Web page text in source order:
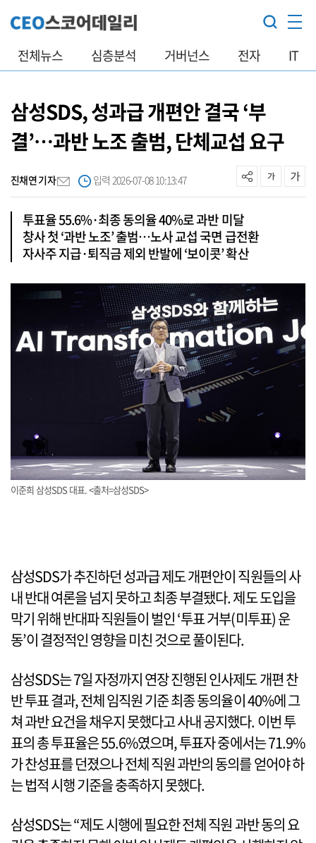
전체뉴스 심층분석 거버넌스 전자 IT
삼성SDS, 성과급 개편안 결국 ‘부
결’…과반 노조 출범, 단체교섭 요구
진채연 기자 입력 2026-07-08 10:13:47
투표율 55.6%·최종 동의율 40%로 과반 미달
창사 첫 ‘과반 노조’ 출범…노사 교섭 국면 급전환
자사주 지급·퇴직금 제외 반발에 ‘보이콧’ 확산
이준희 삼성SDS 대표. <출처=삼성SDS>
삼성SDS가 추진하던 성과급 제도 개편안이 직원들의 사
내 반대 여론을 넘지 못하고 최종 부결됐다. 제도 도입을
막기 위해 반대파 직원들이 벌인 ‘투표 거부(미투표) 운
동’이 결정적인 영향을 미친 것으로 풀이된다.
삼성SDS는 7일 자정까지 연장 진행된 인사제도 개편 찬
반 투표 결과, 전체 임직원 기준 최종 동의율이 40%에 그
쳐 과반 요건을 채우지 못했다고 사내 공지했다. 이번 투
표의 총 투표율은 55.6%였으며, 투표자 중에서는 71.9%
가 찬성표를 던졌으나 전체 직원 과반의 동의를 얻어야 하
는 법적 시행 기준을 충족하지 못했다.
삼성SDS는 “제도 시행에 필요한 전체 직원 과반 동의 요